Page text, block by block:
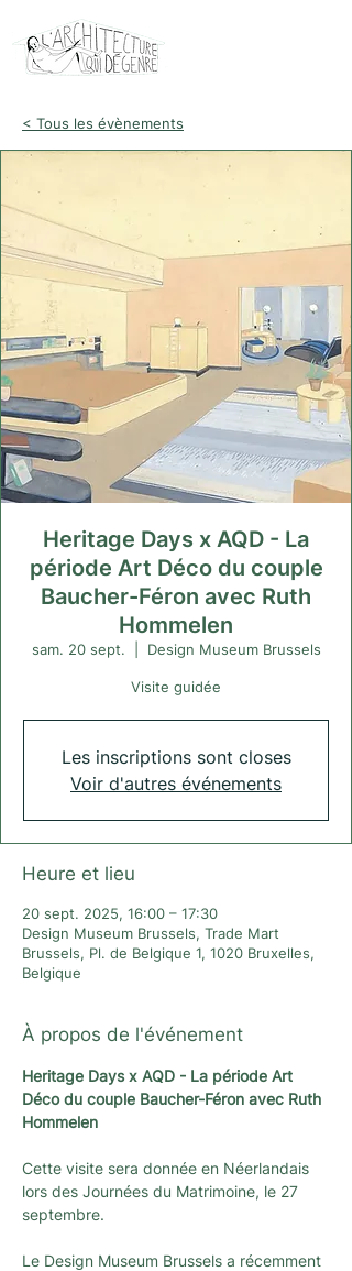
< Tous les évènements
Heritage Days x AQD - La
période Art Déco du couple
Baucher-Féron avec Ruth
Hommelen
sam. 20 sept. Design Museum Brussels
Visite guidée
Les inscriptions sont closes
Voir d'autres événements
Heure et lieu
20 sept. 2025, 16:00 – 17:30
Design Museum Brussels, Trade Mart
Brussels, Pl. de Belgique 1, 1020 Bruxelles,
Belgique
À propos de l'événement
Heritage Days x AQD - La période Art
Déco du couple Baucher-Féron avec Ruth
Hommelen
Cette visite sera donnée en Néerlandais
lors des Journées du Matrimoine, le 27
septembre.
Le Design Museum Brussels a récemment